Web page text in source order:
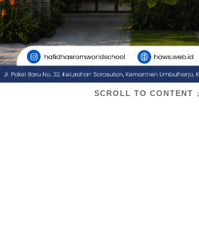
SCROLL TO CONTENT ↓